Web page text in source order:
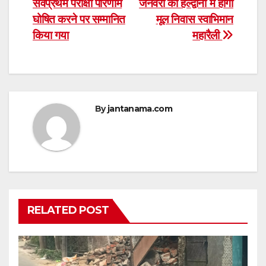
जनवरी को हल्द्वानी में होगी
मूल निवास स्वाभिमान
महारैली
सर्वप्रथम परीक्षा परिणाम
घोषित करने पर सम्मानित
किया गया
Byjantanama.com
RELATED POST